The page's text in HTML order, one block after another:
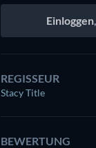
Einloggen
REGISSEUR
Stacy Title
BEWERTUNG